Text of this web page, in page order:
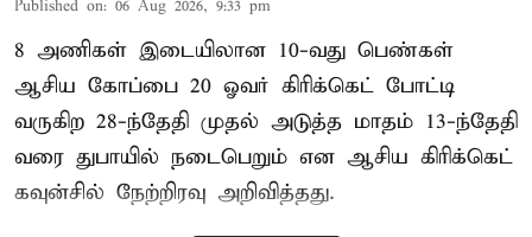
Published on: 06 Aug 2026, 9:33 pm
8 அணிகள் இடையிலான 10-வது பெண்கள்
ஆசிய கோப்பை 20 ஓவர் கிரிக்கெட் போட்டி
வருகிற 28-ந்தேதி முதல் அடுத்த மாதம் 13-ந்தேதி
வரை துபாயில் நடைபெறும் என ஆசிய கிரிக்கெட்
கவுன்சில் நேற்றிரவு அறிவித்தது.